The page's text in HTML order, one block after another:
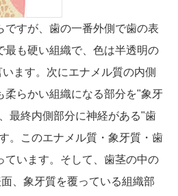
ですが、歯の一番外側で歯の表
最も硬い組織で、色は半透明の
ます。次にエナメル質の内側
柔らかい組織になる部分を"象牙
最終内側部分に神経がある"歯
。このエナメル質・象牙質・歯
ています。そして、歯茎の中の
、象牙質を覆っている組織部